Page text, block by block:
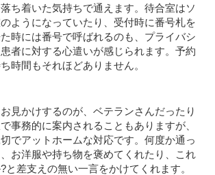
ち着いた気持ちで通えます。待合室はソ
ようになっていたり、受付時に番号札を
時には番号で呼ばれるのも、プライバシ
者に対する心遣いが感じられます。予約
時間もそれほどありません。
見かけするのが、ベテランさんだったり
事務的に案内されることもありますが、
でアットホームな対応です。何度か通っ
お洋服や持ち物を褒めてくれたり、これ
と差支えの無い一言をかけてくれます。